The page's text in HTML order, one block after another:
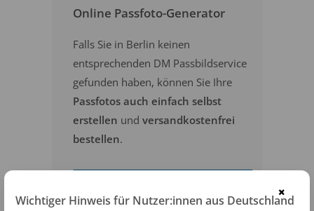
Online Passfoto-Generator
Falls Sie in Berlin keinen
entsprechenden DM Passbildservice
gefunden haben, können Sie Ihre
Passfotos auch einfach selbst
erstellen und versandkostenfrei
bestellen.
×
Wichtiger Hinweis für Nutzer:innen aus Deutschland